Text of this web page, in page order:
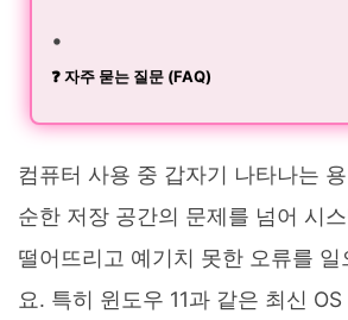
❓ 자주 묻는 질문 (FAQ)
컴퓨터 사용 중 갑자기 나타나는
순한 저장 공간의 문제를 넘어 시
떨어뜨리고 예기치 못한 오류를 일
요. 특히 윈도우 11과 같은 최신